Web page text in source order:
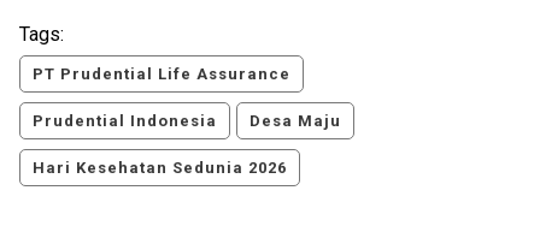
Tags:
PT Prudential Life Assurance
Prudential Indonesia Desa Maju
Hari Kesehatan Sedunia 2026